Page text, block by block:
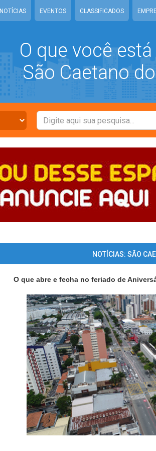
NOTÍCIAS EVENTOS CLASSIFICADOS
O que você
São Caetano do
NOTÍCIAS: SÃO
O que abre e fecha no feriado de